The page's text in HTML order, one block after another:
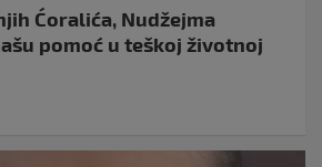
Ćoralića, Nudžejma
pomoć u teškoj životnoj